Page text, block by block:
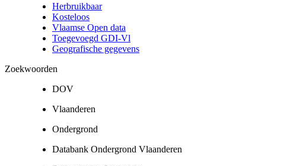
Herbruikbaar
Kosteloos
Vlaamse Open data
Toegevoegd GDI-Vl
Geografische gegevens
Zoekwoorden
DOV
Vlaanderen
Ondergrond
Databank Ondergrond Vlaanderen